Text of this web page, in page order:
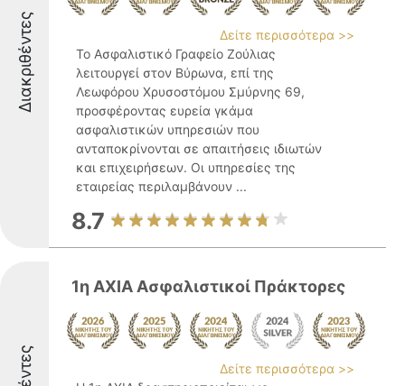
Διακριθέντες
Δείτε περισσότερα >>
Το Ασφαλιστικό Γραφείο Ζούλιας
λειτουργεί στον Βύρωνα, επί της
Λεωφόρου Χρυσοστόμου Σμύρνης 69,
προσφέροντας ευρεία γκάμα
ασφαλιστικών υπηρεσιών που
ανταποκρίνονται σε απαιτήσεις ιδιωτών
και επιχειρήσεων. Οι υπηρεσίες της
εταιρείας περιλαμβάνουν ...
8.7
1η ΑΧΙΑ Ασφαλιστικοί Πράκτορες
Δείτε περισσότερα >>